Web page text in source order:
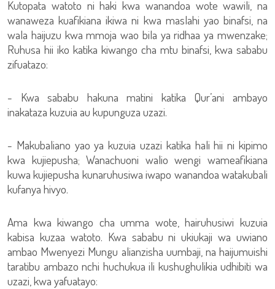
Kutopata watoto ni haki kwa wanandoa wote wawili, na
wanaweza kuafikiana ikiwa ni kwa maslahi yao binafsi, na
wala haijuzu kwa mmoja wao bila ya ridhaa ya mwenzake;
Ruhusa hii iko katika kiwango cha mtu binafsi, kwa sababu
zifuatazo:
- Kwa sababu hakuna matini katika Qur’ani ambayo
inakataza kuzuia au kupunguza uzazi.
- Makubaliano yao ya kuzuia uzazi katika hali hii ni kipimo
kwa kujiepusha; Wanachuoni walio wengi wameafikiana
kuwa kujiepusha kunaruhusiwa iwapo wanandoa watakubali
kufanya hivyo.
Ama kwa kiwango cha umma wote, hairuhusiwi kuzuia
kabisa kuzaa watoto. Kwa sababu ni ukiukaji wa uwiano
ambao Mwenyezi Mungu alianzisha uumbaji, na haijumuishi
taratibu ambazo nchi huchukua ili kushughulikia udhibiti wa
uzazi, kwa yafuatayo: